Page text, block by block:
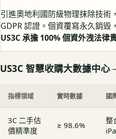
引進奧地利國防級物理抹除技
GDPR 認證。個資覆寫永久銷毀
US3C 承擔 100% 個資外洩法律
US3C 智慧收購大數據中
指標領域 實時數據 國
3C 二手估
價精準度
≥ 98.6%
整